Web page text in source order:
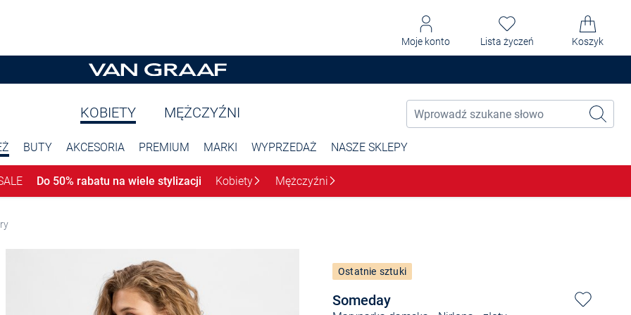
Moje konto Lista życzeń Koszyk
KOBIETY MĘŻCZYŹNI
BUTY AKCESORIA PREMIUM MARKI WYPRZEDAŻ NASZE SKLEPY
Do 50% rabatu na wiele stylizacji Kobiety Mężczyźni
Someday
Ostatnie sztuki